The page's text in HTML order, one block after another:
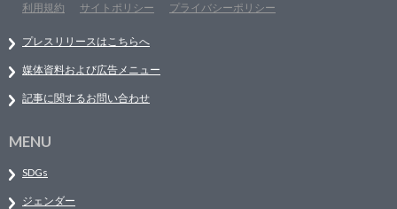
利用規約
サイトポリシー プライバシーポリシー
プレスリリースはこちらへ
媒体資料および広告メニュー
記事に関するお問い合わせ
MENU
SDGs
ジェンダー